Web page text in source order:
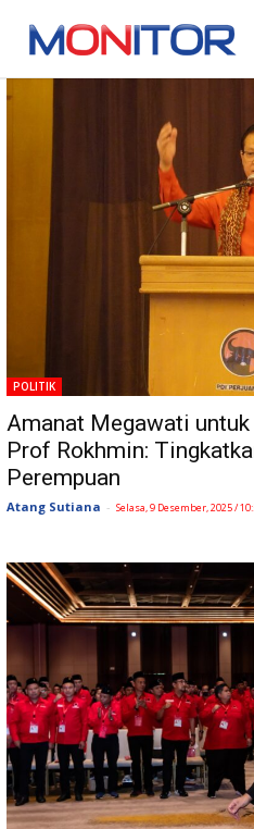
Tag: Kader PDIP
POLITIK
Amanat Megawati
Prof Rokhmin:
Perempuan
Atang Sutiana - Selasa, 9 Desember, 2025 /